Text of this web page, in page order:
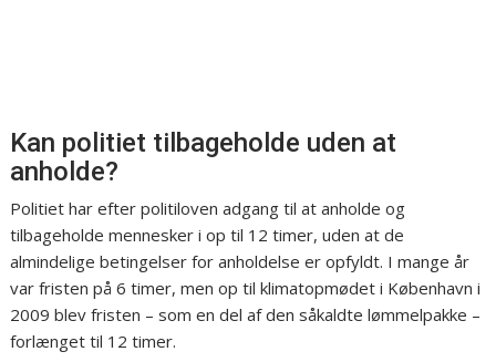
Kan politiet tilbageholde uden at
anholde?
Politiet har efter politiloven adgang til at anholde og
tilbageholde mennesker i op til 12 timer, uden at de
almindelige betingelser for anholdelse er opfyldt. I mange år
var fristen på 6 timer, men op til klimatopmødet i København i
2009 blev fristen – som en del af den såkaldte lømmelpakke –
forlænget til 12 timer.